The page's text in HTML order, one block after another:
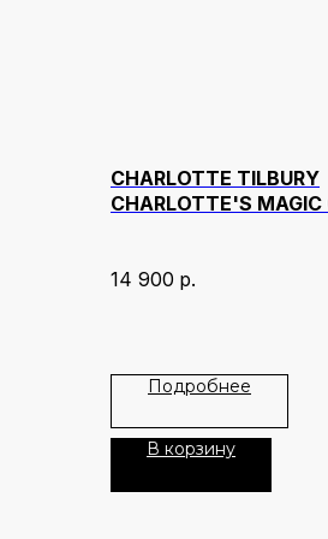
CHARLOTTE TILBURY
CHARLOTTE'S MAGIC
14 900 р.
Подробнее
В корзину